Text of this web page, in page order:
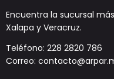
Encuentra la sucursal
Xalapa y Veracruz.
Teléfono: 228 2820 786
Correo: